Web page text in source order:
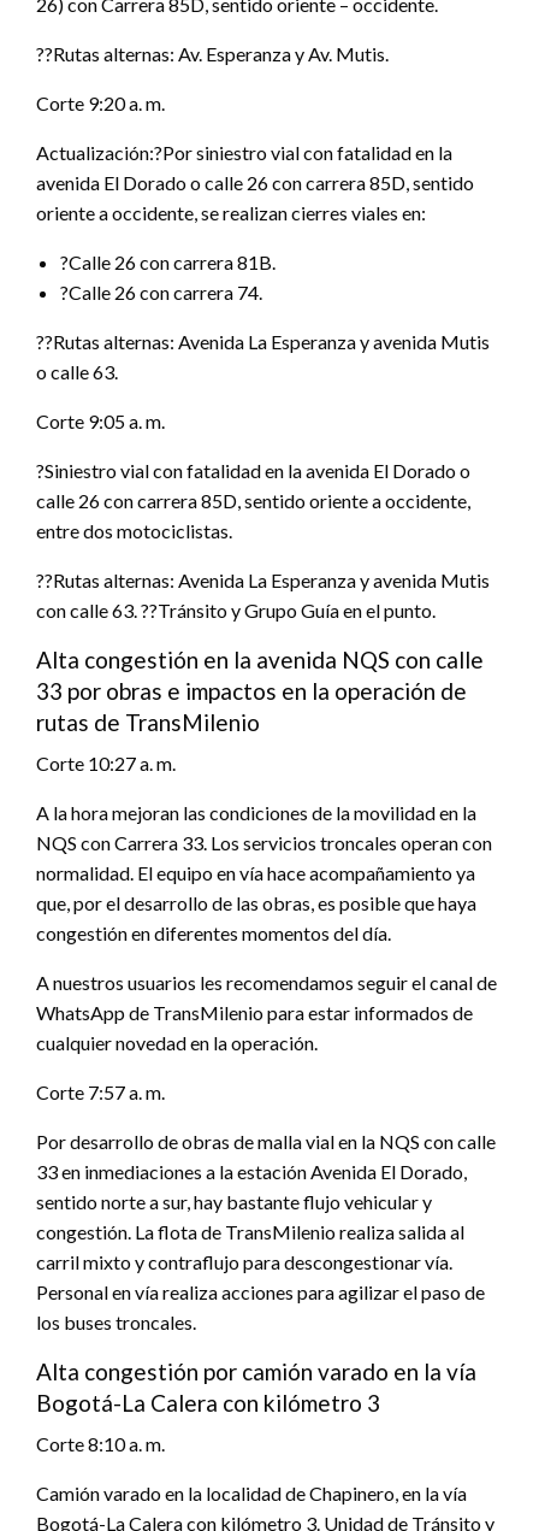
??Rutas alternas: Av. Esperanza y Av. Mutis.
Corte 9:20 a. m.
Actualización:?Por siniestro vial con fatalidad en la
avenida El Dorado o calle 26 con carrera 85D, sentido
oriente a occidente, se realizan cierres viales en:
?Calle 26 con carrera 81B.
?Calle 26 con carrera 74.
??Rutas alternas: Avenida La Esperanza y avenida Mutis
o calle 63.
Corte 9:05 a. m.
?Siniestro vial con fatalidad en la avenida El Dorado o
calle 26 con carrera 85D, sentido oriente a occidente,
entre dos motociclistas.
??Rutas alternas: Avenida La Esperanza y avenida Mutis
con calle 63. ??Tránsito y Grupo Guía en el punto.
Alta congestión en la avenida NQS con calle
33 por obras e impactos en la operación de
rutas de TransMilenio
Corte 10:27 a. m.
A la hora mejoran las condiciones de la movilidad en la
NQS con Carrera 33. Los servicios troncales operan con
normalidad. El equipo en vía hace acompañamiento ya
que, por el desarrollo de las obras, es posible que haya
congestión en diferentes momentos del día.
A nuestros usuarios les recomendamos seguir el canal de
WhatsApp de TransMilenio para estar informados de
cualquier novedad en la operación.
Corte 7:57 a. m.
Por desarrollo de obras de malla vial en la NQS con calle
33 en inmediaciones a la estación Avenida El Dorado,
sentido norte a sur, hay bastante flujo vehicular y
congestión. La flota de TransMilenio realiza salida al
carril mixto y contraflujo para descongestionar vía.
Personal en vía realiza acciones para agilizar el paso de
los buses troncales.
Alta congestión por camión varado en la vía
Bogotá-La Calera con kilómetro 3
Corte 8:10 a. m.
Camión varado en la localidad de Chapinero, en la vía
Bogotá-La Calera con kilómetro 3. Unidad de Tránsito y